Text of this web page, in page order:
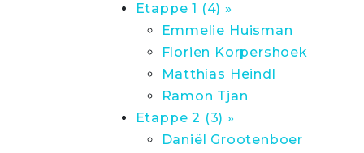
Etappe 1 (4) »
Emmelie Huisman
Florien Korpershoek
Matthias Heindl
Ramon Tjan
Etappe 2 (3) »
Daniël Grootenboer